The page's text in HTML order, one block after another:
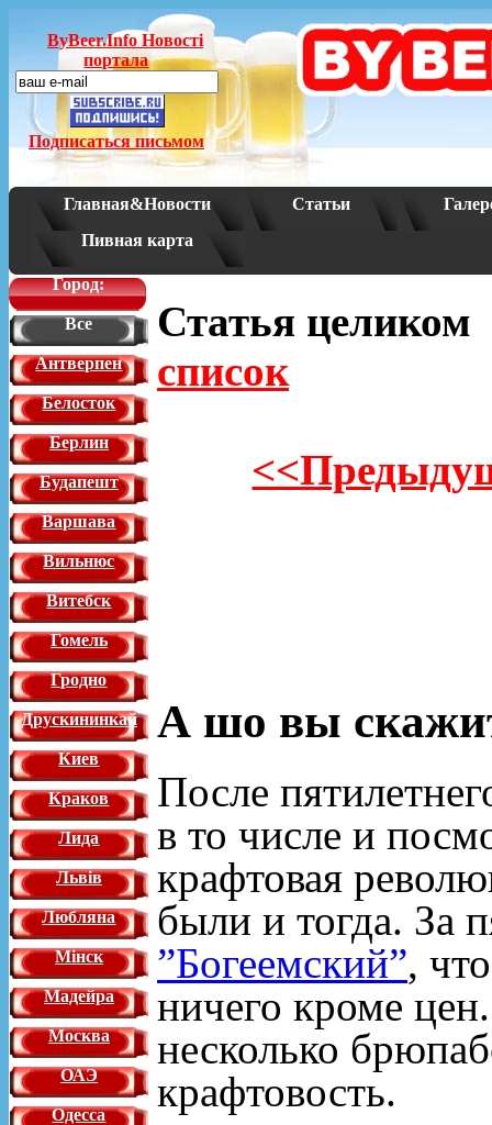
ByBeer.Info Новостi
портала
Подписаться письмом
Главная&Новости Статьи
Пивная карта
Город:
Все
Антверпен
Белосток
Берлин
Будапешт
Варшава
Вильнюс
Витебск
Гомель
Гродно
Друскининкай
Киев
Краков
Лида
Львiв
Любляна
Мінск
Мадейра
Москва
ОАЭ
Одесса
Статья
список
А шо вы
После
в то числе и
крафтовая
были и тогда. За
”Богеемский”,
ничего кроме
несколько
крафтовость.